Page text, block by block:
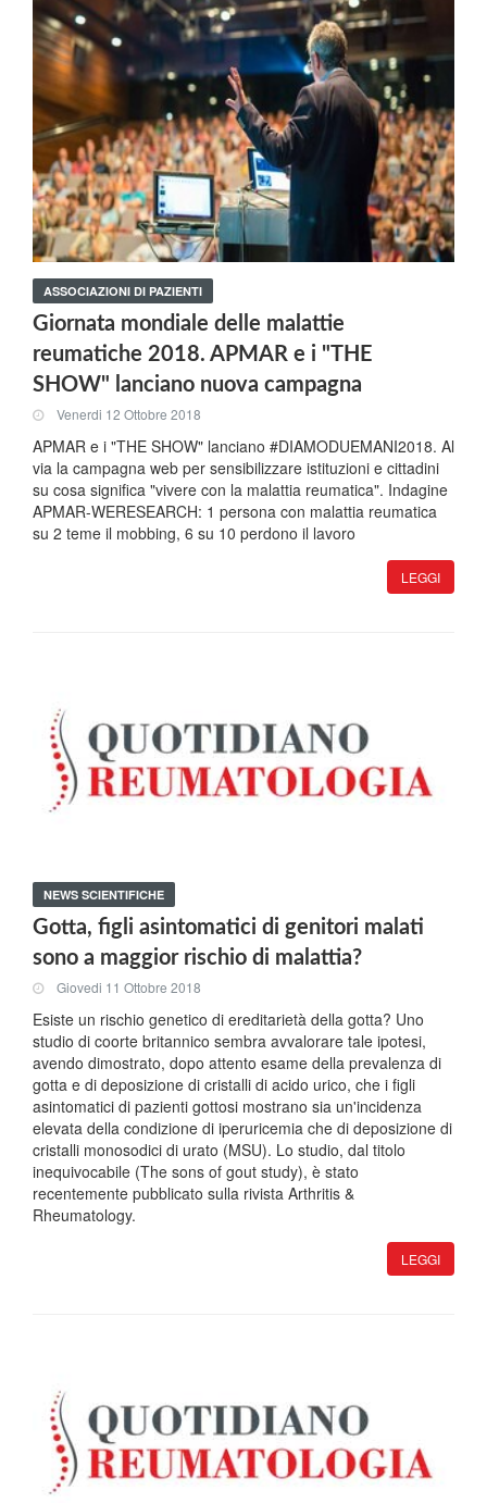
ASSOCIAZIONI DI PAZIENTI
Giornata mondiale delle malattie
reumatiche 2018. APMAR e i "THE
SHOW" lanciano nuova campagna
Venerdi 12 Ottobre 2018
APMAR e i "THE SHOW" lanciano #DIAMODUEMANI2018. Al
via la campagna web per sensibilizzare istituzioni e cittadini
su cosa significa "vivere con la malattia reumatica". Indagine
APMAR-WERESEARCH: 1 persona con malattia reumatica
su 2 teme il mobbing, 6 su 10 perdono il lavoro
LEGGI
NEWS SCIENTIFICHE
Gotta, figli asintomatici di genitori malati
sono a maggior rischio di malattia?
Giovedi 11 Ottobre 2018
Esiste un rischio genetico di ereditarietà della gotta? Uno
studio di coorte britannico sembra avvalorare tale ipotesi,
avendo dimostrato, dopo attento esame della prevalenza di
gotta e di deposizione di cristalli di acido urico, che i figli
asintomatici di pazienti gottosi mostrano sia un'incidenza
elevata della condizione di iperuricemia che di deposizione di
cristalli monosodici di urato (MSU). Lo studio, dal titolo
inequivocabile (The sons of gout study), è stato
recentemente pubblicato sulla rivista Arthritis &
Rheumatology.
LEGGI